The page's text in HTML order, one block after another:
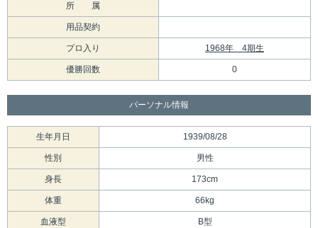
所 属
用品契約
プロ入り 1968年 4期生
優勝回数 0
パーソナル情報
生年月日 1939/08/28
性別 男性
身長 173cm
体重 66kg
血液型 B型